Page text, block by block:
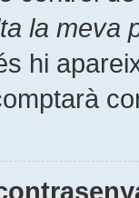
la meva
hi